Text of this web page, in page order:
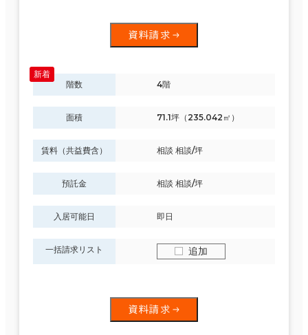
資料請求
階数 4階
面積 71.1坪（235.042㎡）
賃料（共益費含） 相談 相談/坪
預託金 相談 相談/坪
入居可能日 即日
一括請求リスト 追加
資料請求